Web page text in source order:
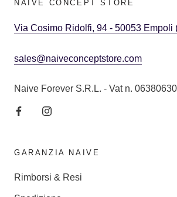
NAIVE CONCEPT STORE
Via Cosimo Ridolfi, 94 - 50053 Empoli
sales@naiveconceptstore.com
Naive Forever S.R.L. - Vat n.
GARANZIA NAIVE
Rimborsi & Resi